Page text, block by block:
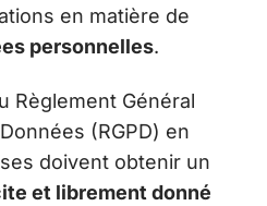
en matière de
personnelles.
Règlement Général
(RGPD) en
doivent obtenir un
et librement donné